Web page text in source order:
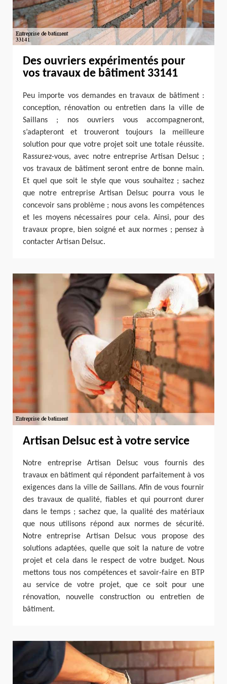
Des ouvriers expérimentés pour
vos travaux de bâtiment 33141
Peu importe vos demandes en travaux de bâtiment :
conception, rénovation ou entretien dans la ville de
Saillans ; nos ouvriers vous accompagneront,
s’adapteront et trouveront toujours la meilleure
solution pour que votre projet soit une totale réussite.
Rassurez-vous, avec notre entreprise Artisan Delsuc ;
vos travaux de bâtiment seront entre de bonne main.
Et quel que soit le style que vous souhaitez ; sachez
que notre entreprise Artisan Delsuc pourra vous le
concevoir sans problème ; nous avons les compétences
et les moyens nécessaires pour cela. Ainsi, pour des
travaux propre, bien soigné et aux normes ; pensez à
contacter Artisan Delsuc.
Artisan Delsuc est à votre service
Notre entreprise Artisan Delsuc vous fournis des
travaux en bâtiment qui répondent parfaitement à vos
exigences dans la ville de Saillans. Afin de vous fournir
des travaux de qualité, fiables et qui pourront durer
dans le temps ; sachez que, la qualité des matériaux
que nous utilisons répond aux normes de sécurité.
Notre entreprise Artisan Delsuc vous propose des
solutions adaptées, quelle que soit la nature de votre
projet et cela dans le respect de votre budget. Nous
mettons tous nos compétences et savoir-faire en BTP
au service de votre projet, que ce soit pour une
rénovation, nouvelle construction ou entretien de
bâtiment.